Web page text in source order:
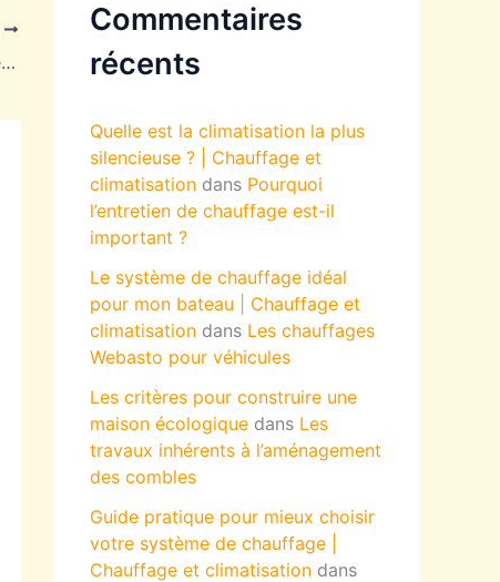
Chaudière fioul domestique : quelle énergie pour la remplacer ?
Commentaires
récents
Quelle est la climatisation la plus
silencieuse ? | Chauffage et
climatisation dans Pourquoi
l’entretien de chauffage est-il
important ?
Le système de chauffage idéal
pour mon bateau | Chauffage et
climatisation dans Les chauffages
Webasto pour véhicules
Les critères pour construire une
maison écologique dans Les
travaux inhérents à l’aménagement
des combles
Guide pratique pour mieux choisir
votre système de chauffage |
Chauffage et climatisation dans